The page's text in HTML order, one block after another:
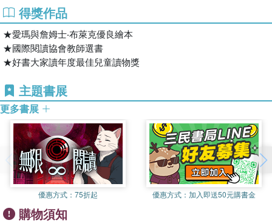
得獎作品
★愛瑪與詹姆士‧布萊克優良繪本
★國際閱讀協會教師選書
★好書大家讀年度最佳兒童讀物獎
主題書展
更多書展
優惠方式： 75折起 優惠方式： 加入即送50元購書金
購物須知